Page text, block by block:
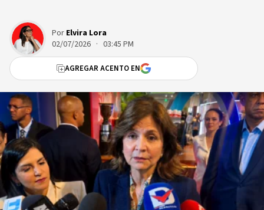
Por Elvira Lora
02/07/2026 · 03:45 PM
AGREGAR ACENTO EN